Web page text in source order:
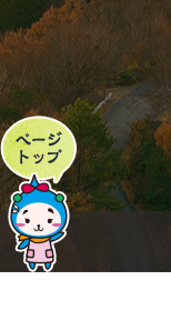
ペ
ー
ジ